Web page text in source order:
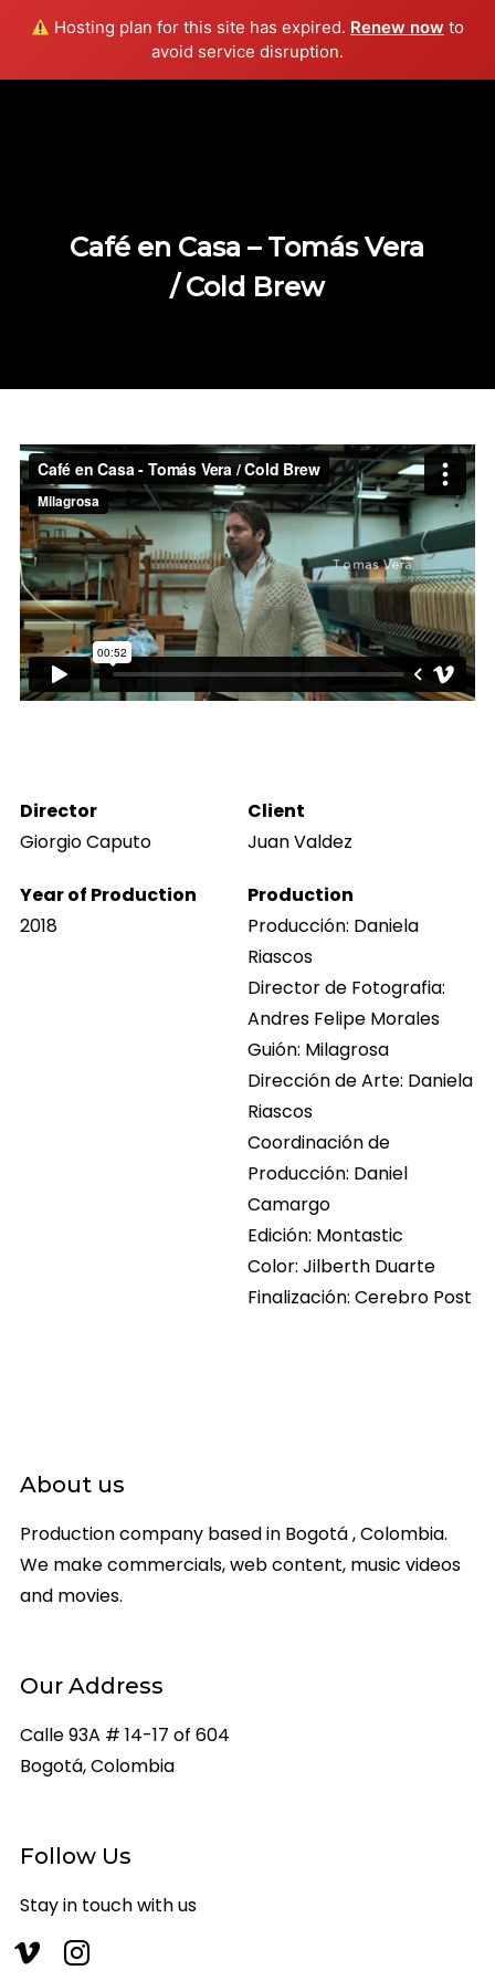
Hosting plan for this site has expired. Renew now to
avoid service disruption.
Café en Casa – Tomás Vera
/ Cold Brew
Director
Giorgio Caputo
Client
Juan Valdez
Year of Production
2018
Production
Producción: Daniela
Riascos
Director de Fotografia:
Andres Felipe Morales
Guión: Milagrosa
Dirección de Arte: Daniela
Riascos
Coordinación de
Producción: Daniel
Camargo
Edición: Montastic
Color: Jilberth Duarte
Finalización: Cerebro Post
About us
Production company based in Bogotá , Colombia.
We make commercials, web content, music videos
and movies.
Our Address
Calle 93A # 14-17 of 604
Bogotá, Colombia
Follow Us
Stay in touch with us
vimeo
instagram